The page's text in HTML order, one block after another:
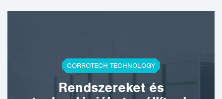
CORROTECH TECHNOLOGY
Rendszereket és